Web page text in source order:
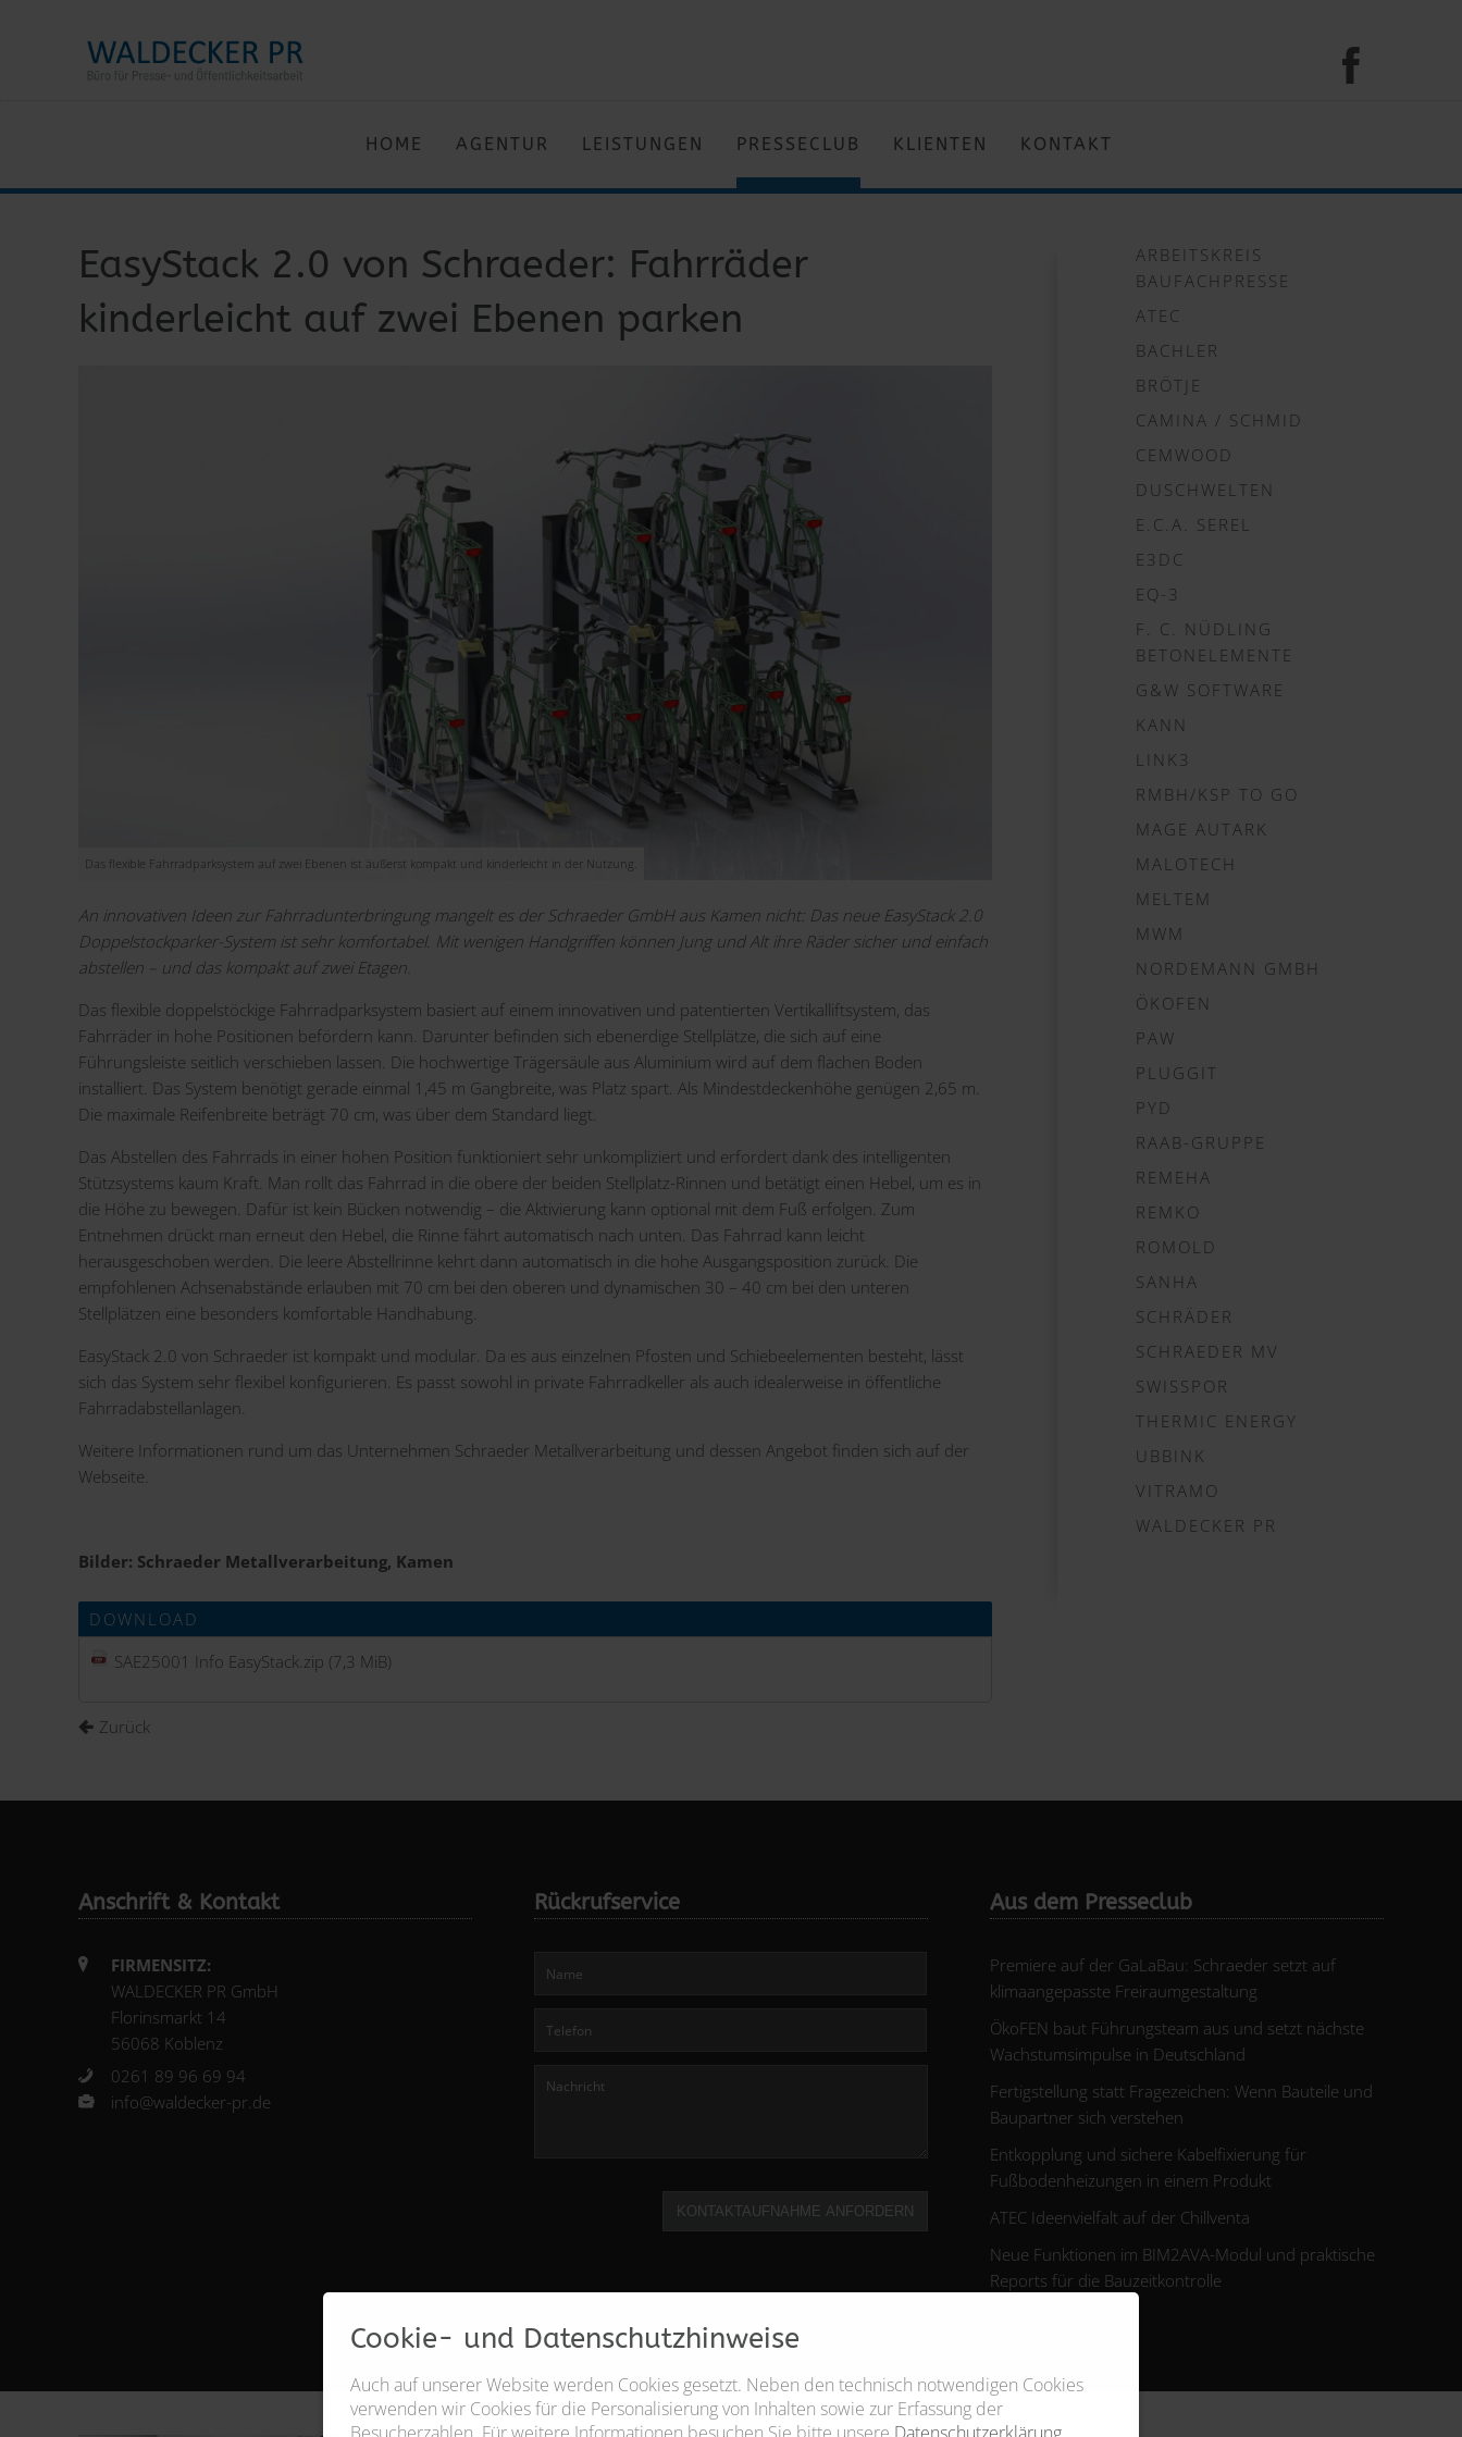
HOME AGENTUR LEISTUNGEN PRESSECLUB KLIENTEN KONTAKT
EasyStack 2.0 von Schraeder: Fahrräder
kinderleicht auf zwei Ebenen parken
Das flexible Fahrradparksystem auf zwei Ebenen ist äußerst kompakt und kinderleicht in der Nutzung.
An innovativen Ideen zur Fahrradunterbringung mangelt es der Schraeder GmbH aus Kamen nicht: Das neue EasyStack 2.0
Doppelstockparker-System ist sehr komfortabel. Mit wenigen Handgriffen können Jung und Alt ihre Räder sicher und einfach
abstellen – und das kompakt auf zwei Etagen.
Das flexible doppelstöckige Fahrradparksystem basiert auf einem innovativen und patentierten Vertikalliftsystem, das
Fahrräder in hohe Positionen befördern kann. Darunter befinden sich ebenerdige Stellplätze, die sich auf eine
Führungsleiste seitlich verschieben lassen. Die hochwertige Trägersäule aus Aluminium wird auf dem flachen Boden
installiert. Das System benötigt gerade einmal 1,45 m Gangbreite, was Platz spart. Als Mindestdeckenhöhe genügen 2,65 m.
Die maximale Reifenbreite beträgt 70 cm, was über dem Standard liegt.
Das Abstellen des Fahrrads in einer hohen Position funktioniert sehr unkompliziert und erfordert dank des intelligenten
Stützsystems kaum Kraft. Man rollt das Fahrrad in die obere der beiden Stellplatz-Rinnen und betätigt einen Hebel, um es in
die Höhe zu bewegen. Dafür ist kein Bücken notwendig – die Aktivierung kann optional mit dem Fuß erfolgen. Zum
Entnehmen drückt man erneut den Hebel, die Rinne fährt automatisch nach unten. Das Fahrrad kann leicht
herausgeschoben werden. Die leere Abstellrinne kehrt dann automatisch in die hohe Ausgangsposition zurück. Die
empfohlenen Achsenabstände erlauben mit 70 cm bei den oberen und dynamischen 30 – 40 cm bei den unteren
Stellplätzen eine besonders komfortable Handhabung.
EasyStack 2.0 von Schraeder ist kompakt und modular. Da es aus einzelnen Pfosten und Schiebeelementen besteht, lässt
sich das System sehr flexibel konfigurieren. Es passt sowohl in private Fahrradkeller als auch idealerweise in öffentliche
Fahrradabstellanlagen.
Weitere Informationen rund um das Unternehmen Schraeder Metallverarbeitung und dessen Angebot finden sich auf der
Webseite
Bilder: Schraeder Metallverarbeitung, Kamen
DOWNLOAD
SAE25001 Info EasyStack.zip (7,3 MiB)
Zurück
ARBEITSKREIS
BAUFACHPRESSE
ATEC
BACHLER
BRÖTJE
CAMINA / SCHMID
CEMWOOD
DUSCHWELTEN
E.C.A. SEREL
E3DC
EQ-3
F. C. NÜDLING
BETONELEMENTE
G&W SOFTWARE
KANN
LINK3
RMBH/KSP TO GO
MAGE AUTARK
MALOTECH
MELTEM
MWM
NORDEMANN GMBH
ÖKOFEN
PAW
PLUGGIT
PYD
RAAB-GRUPPE
REMEHA
REMKO
ROMOLD
SANHA
SCHRÄDER
SCHRAEDER MV
SWISSPOR
THERMIC ENERGY
UBBINK
VITRAMO
WALDECKER PR
Anschrift & Kontakt
FIRMENSITZ:
WALDECKER PR GmbH
Florinsmarkt 14
56068 Koblenz
0261 89 96 69 94
info@waldecker-pr.de
Rückrufservice
KONTAKTAUFNAHME ANFORDERN
Aus dem Presseclub
Premiere auf der GaLaBau: Schraeder setzt auf
klimaangepasste Freiraumgestaltung
ÖkoFEN baut Führungsteam aus und setzt nächste
Wachstumsimpulse in Deutschland
Fertigstellung statt Fragezeichen: Wenn Bauteile und
Baupartner sich verstehen
Entkopplung und sichere Kabelfixierung für
Fußbodenheizungen in einem Produkt
ATEC Ideenvielfalt auf der Chillventa
Neue Funktionen im BIM2AVA-Modul und praktische
Reports für die Bauzeitkontrolle
Cookie- und Datenschutzhinweise
Auch auf unserer Website werden Cookies gesetzt. Neben den technisch notwendigen Cookies
verwenden wir Cookies für die Personalisierung von Inhalten sowie zur Erfassung der